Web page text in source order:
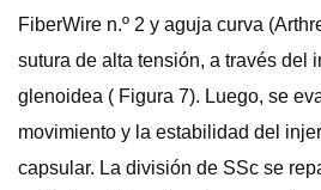
FiberWire n.º 2 y aguja curva
sutura de alta tensión, a través del
glenoidea ( Figura 7). Luego, se
movimiento y la estabilidad del
capsular. La división de SSc se